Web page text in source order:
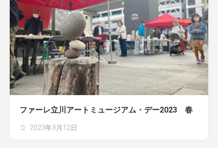
ファーレ立川アートミュージアム・デー2023 春
2023年3月12日